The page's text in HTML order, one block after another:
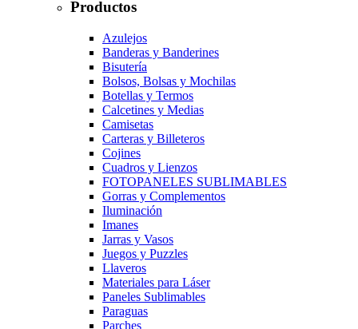
Productos
Azulejos
Banderas y Banderines
Bisutería
Bolsos, Bolsas y Mochilas
Botellas y Termos
Calcetines y Medias
Camisetas
Carteras y Billeteros
Cojines
Cuadros y Lienzos
FOTOPANELES SUBLIMABLES
Gorras y Complementos
Iluminación
Imanes
Jarras y Vasos
Juegos y Puzzles
Llaveros
Materiales para Láser
Paneles Sublimables
Paraguas
Parches